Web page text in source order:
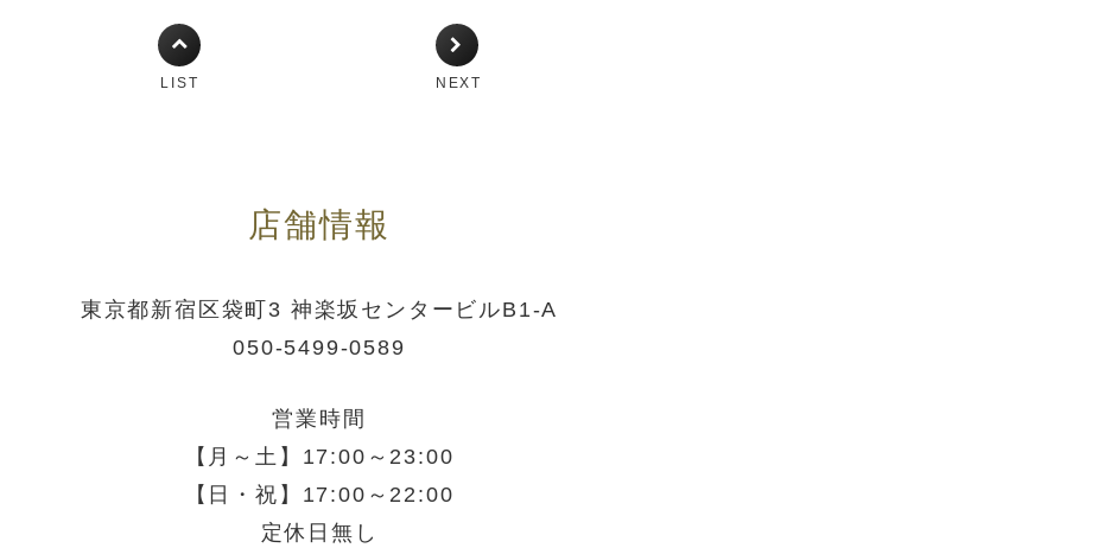
LIST NEXT
店舗情報
東京都新宿区袋町3 神楽坂センタービルB1-A
050-5499-0589
営業時間
【月～土】17:00～23:00
【日・祝】17:00～22:00
定休日無し